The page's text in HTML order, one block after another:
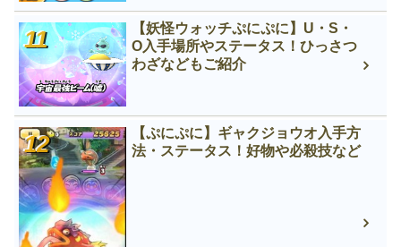
【妖怪ウォッチぷにぷに】U・S・
O入手場所やステータス！ひっさつ
わざなどもご紹介
【ぷにぷに】ギャクジョウオ入手方
法・ステータス！好物や必殺技など